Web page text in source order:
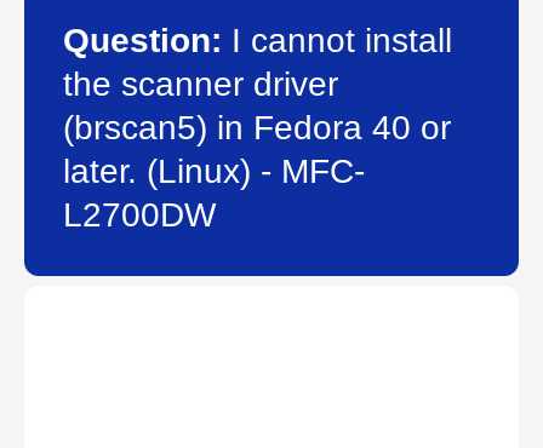
Question: I cannot install
the scanner driver
(brscan5) in Fedora 40 or
later. (Linux) - MFC-
L2700DW